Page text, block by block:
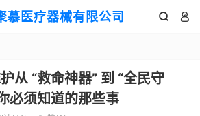
慕医疗器械有限公司  
从 “救命神器” 到 “全民守
必须知道的那些事